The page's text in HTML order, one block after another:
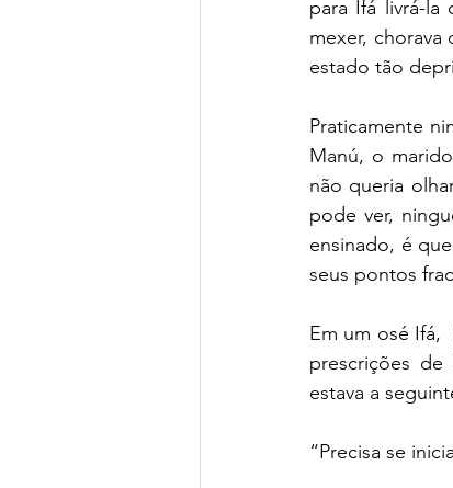
para Ifá livrá-la
mexer,
estado tão
Praticamente
Manú, o
não queria
pode ver,
ensinado, é
seus pontos
Em um osé Ifá,
prescrições
estava a
“Precisa se